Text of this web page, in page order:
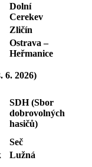
Dolní
Cerekev
Zličín
Ostrava –
Heřmanice
6. 2026)
SDH (Sbor
dobrovolných
hasičů)
Seč
Lužná